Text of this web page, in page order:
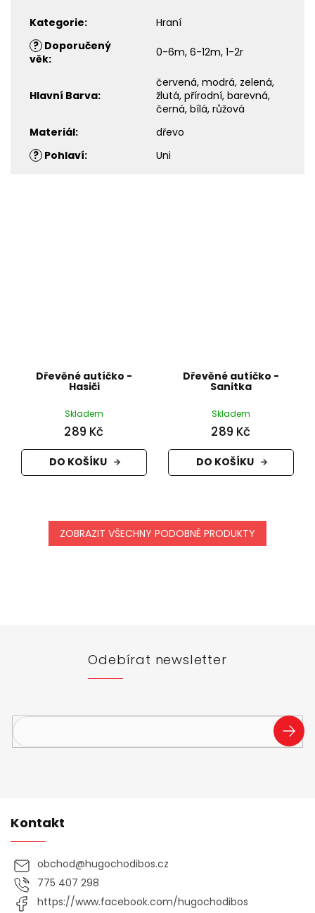
Kategorie:
Hraní
? Doporučený
věk: 0-6m, 6-12m, 1-2r
Hlavní Barva:
červená, modrá, zelená,
žlutá, přírodní, barevná,
černá, bílá, růžová
Materiál:
dřevo
? Pohlaví: Uni
Dřevěné autíčko -
Hasiči
Skladem
289 Kč
DO KOŠÍKU
Dřevěné autíčko -
Sanitka
Skladem
289 Kč
DO KOŠÍKU
ZOBRAZIT VŠECHNY PODOBNÉ PRODUKTY
Odebírat newsletter
SE
Kontakt
obchod@hugochodibos.cz
775 407 298
https://www.facebook.com/hugochodibos